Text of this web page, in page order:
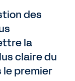
des
la
claire du
premier